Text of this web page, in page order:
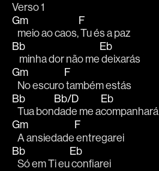
Verso 1
Gm
   meio ao caos,
F
Tu és a paz
Bb
    minha dor não me
Eb
deixarás
Gm
   No escuro
F
também estás
Bb
   Tua bon
Bb/D
dade me a
Eb
companhará
Gm
   A ansiedade
F
entregarei
Bb
   Só em Ti eu
Eb
confiarei